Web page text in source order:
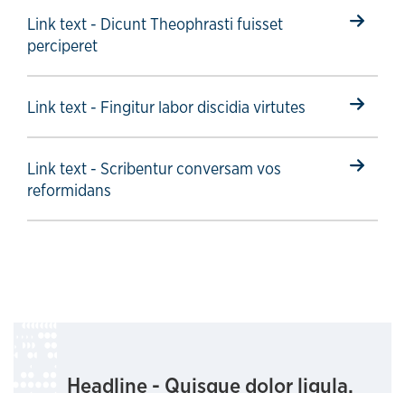
Link text - Dicunt Theophrasti fuisset
perciperet
Select to follow link
Link text - Fingitur labor discidia virtutes
Select to follow link
Link text - Scribentur conversam vos
reformidans
Select to follow link
Headline - Quisque dolor ligula,